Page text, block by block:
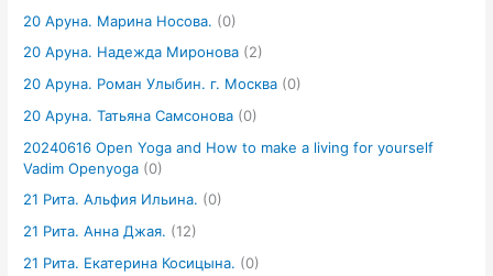
20 Аруна. Марина Носова. (0)
20 Аруна. Надежда Миронова (2)
20 Аруна. Роман Улыбин. г. Москва (0)
20 Аруна. Татьяна Самсонова (0)
20240616 Open Yoga and How to make a living for yourself
Vadim Openyoga (0)
21 Рита. Альфия Ильина. (0)
21 Рита. Анна Джая. (12)
21 Рита. Екатерина Косицына. (0)